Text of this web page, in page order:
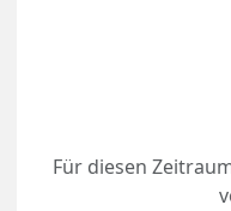
Für diesen